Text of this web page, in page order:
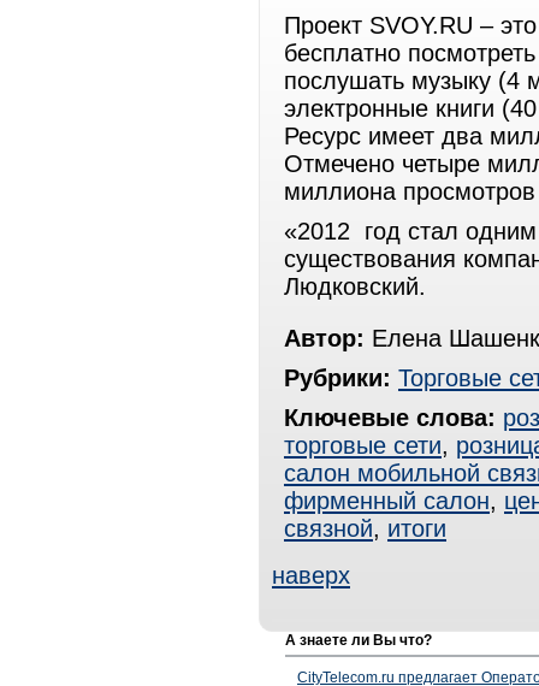
Проект SVOY.RU –
бесплатно
послушать музыку (4
электронные книги
Ресурс имеет два
Отмечено четыре
миллиона просмотров
«2012 год стал
существования
Людковский.
Автор: Елена
Рубрики: Торговые
Ключевые слова:
торговые сети,
салон мобильной
фирменный салон,
связной, итоги
наверх
А знаете ли Вы что?
CityTelecom.ru предлагает